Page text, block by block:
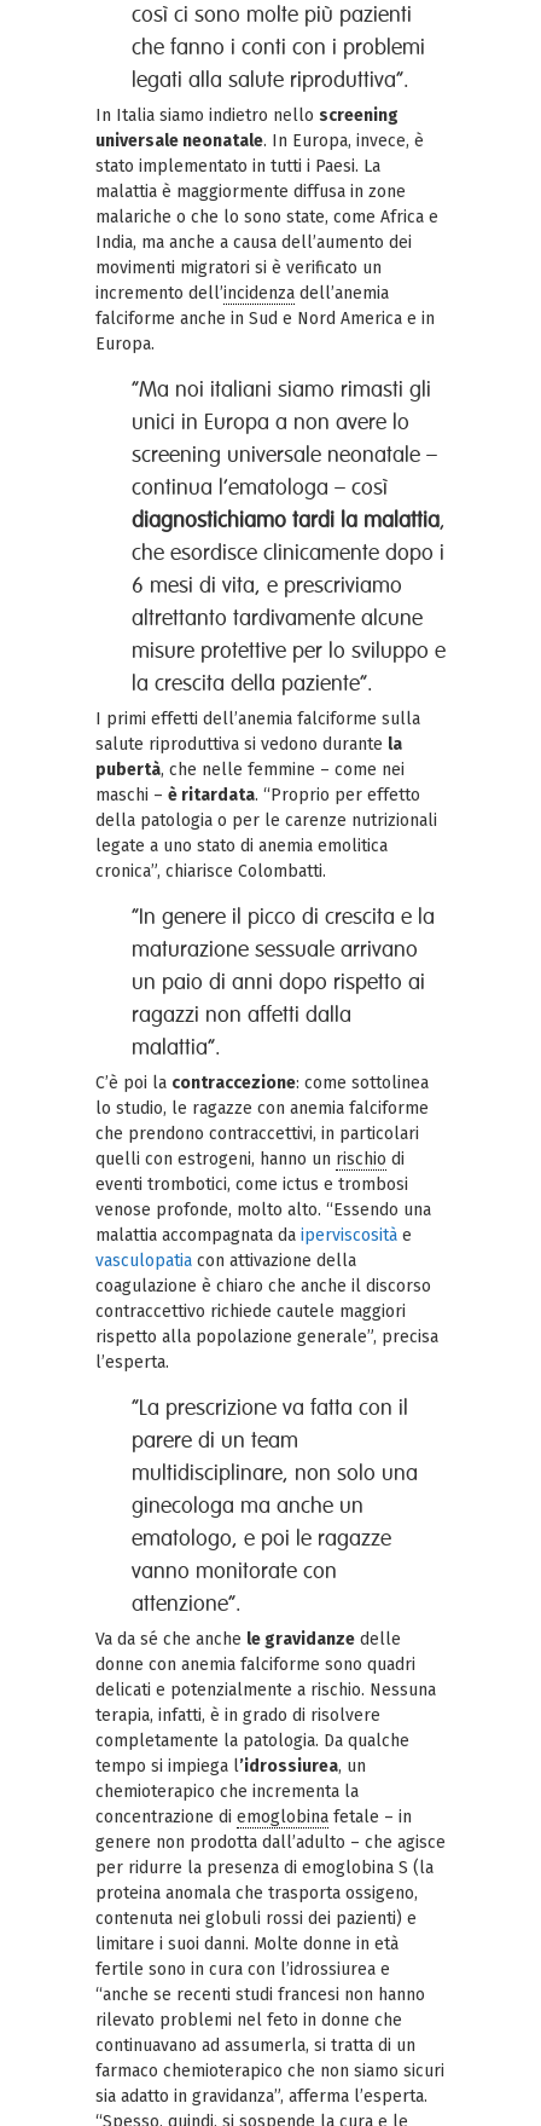
così ci sono molte più pazienti
che fanno i conti con i problemi
legati alla salute riproduttiva”.
In Italia siamo indietro nello screening
universale neonatale. In Europa, invece, è
stato implementato in tutti i Paesi. La
malattia è maggiormente diffusa in zone
malariche o che lo sono state, come Africa e
India, ma anche a causa dell’aumento dei
movimenti migratori si è verificato un
incremento dell’incidenza dell’anemia
falciforme anche in Sud e Nord America e in
Europa.
“Ma noi italiani siamo rimasti gli
unici in Europa a non avere lo
screening universale neonatale –
continua l’ematologa – così
diagnostichiamo tardi la malattia,
che esordisce clinicamente dopo i
6 mesi di vita, e prescriviamo
altrettanto tardivamente alcune
misure protettive per lo sviluppo e
la crescita della paziente”.
I primi effetti dell’anemia falciforme sulla
salute riproduttiva si vedono durante la
pubertà, che nelle femmine – come nei
maschi – è ritardata. “Proprio per effetto
della patologia o per le carenze nutrizionali
legate a uno stato di anemia emolitica
cronica”, chiarisce Colombatti.
“In genere il picco di crescita e la
maturazione sessuale arrivano
un paio di anni dopo rispetto ai
ragazzi non affetti dalla
malattia”.
C’è poi la contraccezione: come sottolinea
lo studio, le ragazze con anemia falciforme
che prendono contraccettivi, in particolari
quelli con estrogeni, hanno un rischio di
eventi trombotici, come ictus e trombosi
venose profonde, molto alto. “Essendo una
malattia accompagnata da iperviscosità e
vasculopatia con attivazione della
coagulazione è chiaro che anche il discorso
contraccettivo richiede cautele maggiori
rispetto alla popolazione generale”, precisa
l’esperta.
“La prescrizione va fatta con il
parere di un team
multidisciplinare, non solo una
ginecologa ma anche un
ematologo, e poi le ragazze
vanno monitorate con
attenzione”.
Va da sé che anche le gravidanze delle
donne con anemia falciforme sono quadri
delicati e potenzialmente a rischio. Nessuna
terapia, infatti, è in grado di risolvere
completamente la patologia. Da qualche
tempo si impiega l’idrossiurea, un
chemioterapico che incrementa la
concentrazione di emoglobina fetale – in
genere non prodotta dall’adulto – che agisce
per ridurre la presenza di emoglobina S (la
proteina anomala che trasporta ossigeno,
contenuta nei globuli rossi dei pazienti) e
limitare i suoi danni. Molte donne in età
fertile sono in cura con l’idrossiurea e
“anche se recenti studi francesi non hanno
rilevato problemi nel feto in donne che
continuavano ad assumerla, si tratta di un
farmaco chemioterapico che non siamo sicuri
sia adatto in gravidanza”, afferma l’esperta.